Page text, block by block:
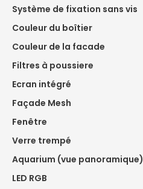
Système de fixation sans vis
Couleur du boîtier
Couleur de la facade
Filtres à poussiere
Ecran intégré
Façade Mesh
Fenêtre
Verre trempé
Aquarium (vue panoramique)
LED RGB